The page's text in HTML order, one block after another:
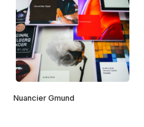
produit
Nuancier Gmund